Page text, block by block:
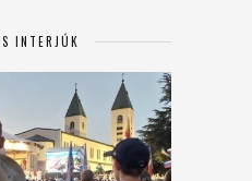
INTERJÚK